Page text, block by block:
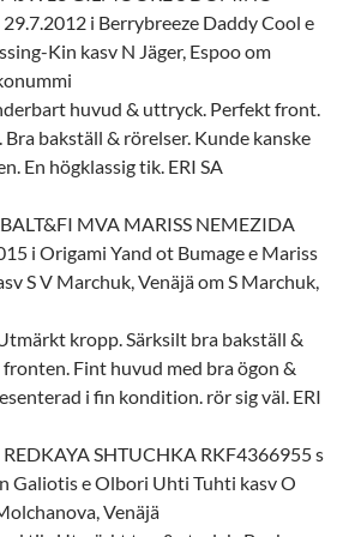
i Berrybreeze Daddy Cool e
Kin kasv N Jäger, Espoo om
huvud & uttryck. Perfekt front.
bakställ & rörelser. Kunde kanske
En högklassig tik. ERI SA
MVA MARISS NEMEZIDA
i Origami Yand ot Bumage e Mariss
S V Marchuk, Venäjä om S Marchuk,
kropp. Särksilt bra bakställ &
Fint huvud med bra ögon &
i fin kondition. rör sig väl. ERI
SHTUCHKA RKF4366955 s
Galiotis e Olbori Uhti Tuhti kasv O
Venäjä